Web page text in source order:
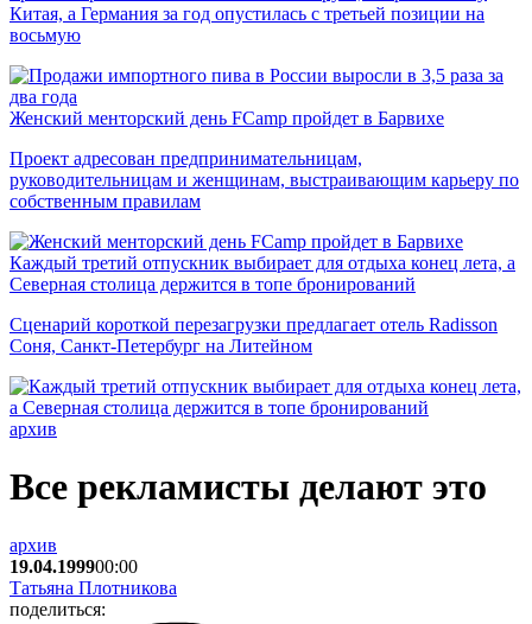
Китая, а Германия за год опустилась с третьей позиции на
восьмую
Женский менторский день FCamp пройдет в Барвихе
Проект адресован предпринимательницам,
руководительницам и женщинам, выстраивающим карьеру по
собственным правилам
Каждый третий отпускник выбирает для отдыха конец лета, а
Северная столица держится в топе бронирований
Сценарий короткой перезагрузки предлагает отель Radisson
Соня, Санкт-Петербург на Литейном
архив
Все рекламисты делают это
архив
19.04.199900:00
Татьяна Плотникова
поделиться: